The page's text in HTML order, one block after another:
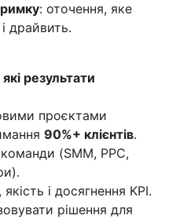
: оточення, яке
драйвить.
результати
проєктами
90%+ клієнтів.
(SMM, PPC,
і досягнення KPI.
рішення для